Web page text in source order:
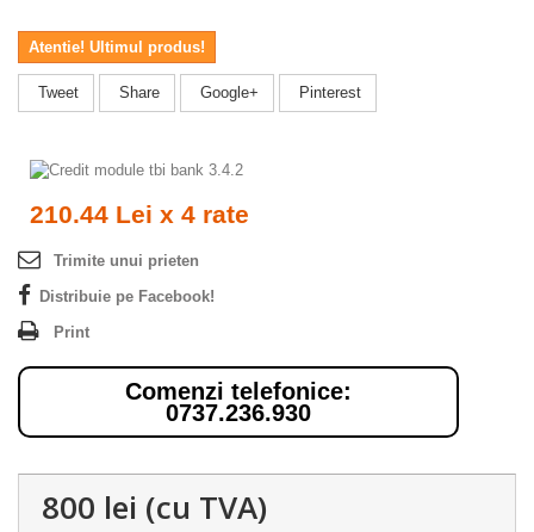
Atentie! Ultimul produs!
Tweet Share Google+ Pinterest
210.44 Lei x 4 rate
Trimite unui prieten
Distribuie pe Facebook!
Print
Comenzi telefonice:
0737.236.930
800 lei (cu TVA)